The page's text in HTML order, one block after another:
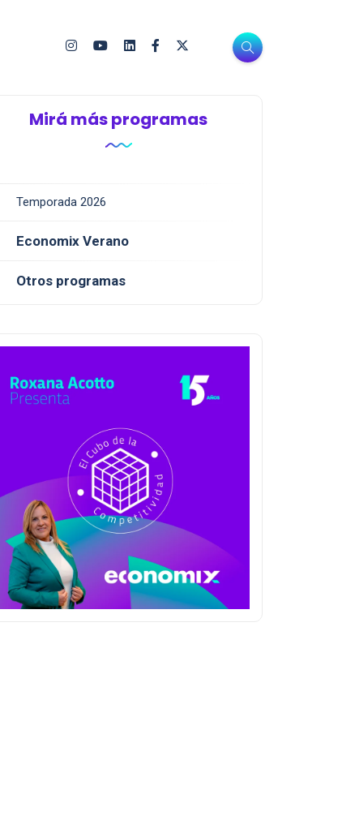
Mirá más programas
Temporada 2026
Economix Verano
Otros programas